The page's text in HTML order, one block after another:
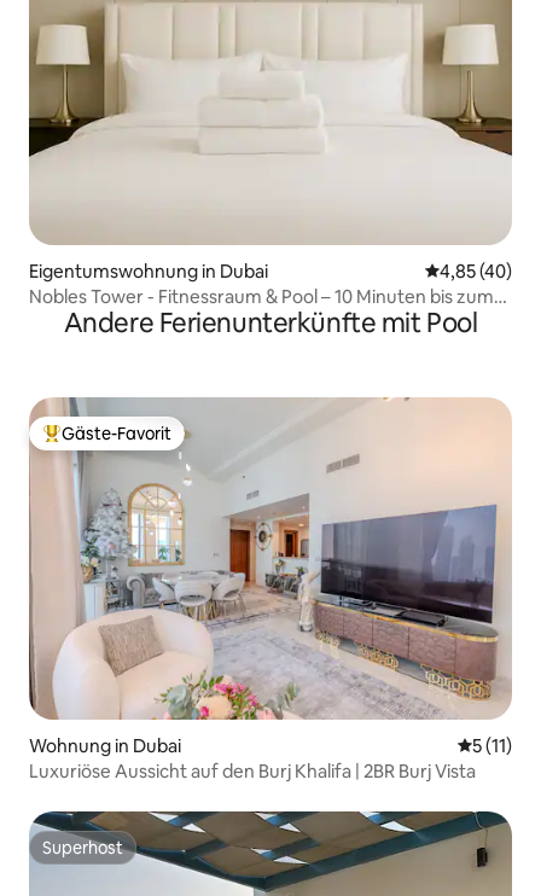
Eigentumswohnung in Dubai
4,85 (40)
Nobles Tower - Fitnessraum & Pool – 10 Minuten bis zum
Burj Khalifa
Andere Ferienunterkünfte mit Pool
Beliebter Gäste-Favorit.
Gäste-Favorit
Wohnung in Dubai
5 (11)
Luxuriöse Aussicht auf den Burj Khalifa | 2BR Burj Vista
Superhost
Superhost